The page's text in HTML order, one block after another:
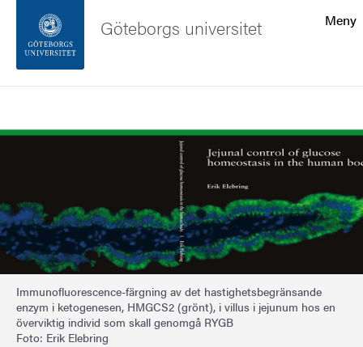
Sidfoten
Meny
Göteborgs universitet
Bild
Immunofluorescence-färgning av det hastighetsbegränsande
enzym i ketogenesen, HMGCS2 (grönt), i villus i jejunum hos en
överviktig individ som skall genomgå RYGB
Foto: Erik Elebring